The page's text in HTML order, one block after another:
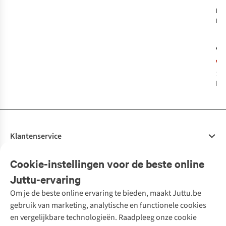
1
Cookie-instellingen voor de beste online
Juttu-ervaring
Om je de beste online ervaring te bieden, maakt Juttu.be
gebruik van marketing, analytische en functionele cookies
en vergelijkbare technologieën. Raadpleeg onze cookie
Klantenservice
Bestellen
Betalen
10% studentenkorting
Klarna - achteraf betalen
Levering
Onze diensten
Tweedehands - ReJUsed
Kledingatelier
Personal shopping
Textielbox
Juttu
Over ons
Merken